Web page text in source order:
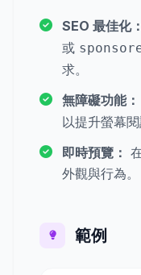
SEO 最佳化：
或
求。
無障礙功能：
以提升螢幕閱
即時預覽：
外觀與行為。
範例